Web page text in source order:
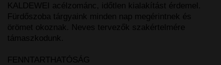
KALDEWEI acélzománc, időtlen kialakítást érdemel.
Fürdőszoba tárgyaink minden nap megérintnek és
örömet okoznak. Neves tervezők szakértelmére
támaszkodunk.
FENNTARTHATÓSÁG